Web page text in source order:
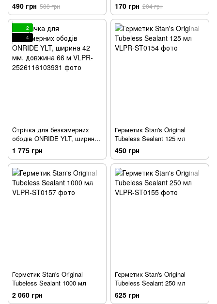
2шт, ковпачок-викрутка
490 грн 588 грн
Notuby 1,5х52мм, комплект -
5 шт
170 грн 204 грн
2
4
Cтрічка для безкамерних
ободів ONRIDE YLT, ширина
42 мм, довжина 66 м
1 775 грн
Герметик Stan's Original
Tubeless Sealant 125 мл
450 грн
Герметик Stan's Original
Tubeless Sealant 1000 мл
2 060 грн
Герметик Stan's Original
Tubeless Sealant 250 мл
625 грн